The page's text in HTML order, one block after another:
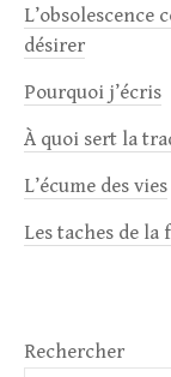
L’obsolescence
désirer
Pourquoi j’écris
À quoi sert la
L’écume des vies
Les taches de la
Rechercher